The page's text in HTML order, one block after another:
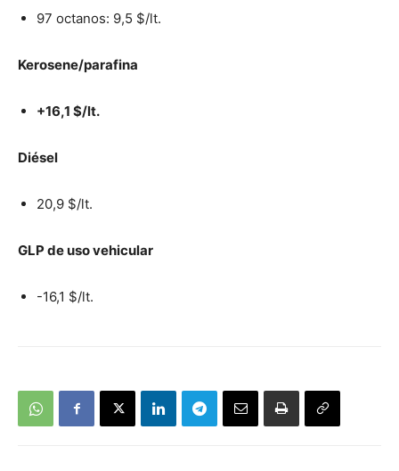
97 octanos: 9,5 $/lt.
Kerosene/parafina
+16,1 $/lt.
Diésel
20,9 $/lt.
GLP de uso vehicular
-16,1 $/lt.